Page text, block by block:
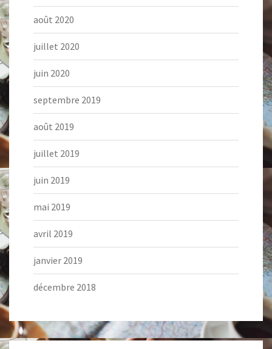
août 2020
juillet 2020
juin 2020
septembre 2019
août 2019
juillet 2019
juin 2019
mai 2019
avril 2019
janvier 2019
décembre 2018